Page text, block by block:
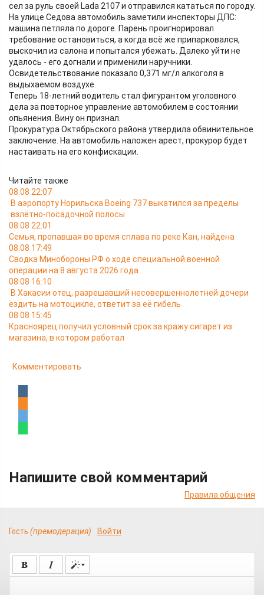
сел за руль своей Lada 2107 и отправился кататься по городу.
На улице Седова автомобиль заметили инспекторы ДПС:
машина петляла по дороге. Парень проигнорировал
требование остановиться, а когда всё же припарковался,
выскочил из салона и попытался убежать. Далеко уйти не
удалось - его догнали и применили наручники.
Освидетельствование показало 0,371 мг/л алкоголя в
выдыхаемом воздухе.
Теперь 18-летний водитель стал фигурантом уголовного
дела за повторное управление автомобилем в состоянии
опьянения. Вину он признал.
Прокуратура Октябрьского района утвердила обвинительное
заключение. На автомобиль наложен арест, прокурор будет
настаивать на его конфискации.
Читайте также
08.08 22:07
В аэропорту Норильска Boeing 737 выкатился за пределы
взлётно-посадочной полосы
08.08 22:01
Семья, пропавшая во время сплава по реке Кан, найдена
08.08 17:49
Сводка Минобороны РФ о ходе специальной военной
операции на 8 августа 2026 года
08.08 16:10
В Хакасии отец, разрешавший несовершеннолетней дочери
ездить на мотоцикле, ответит за её гибель
08.08 15:45
Красноярец получил условный срок за кражу сигарет из
магазина, в котором работал
Комментировать
Напишите свой комментарий
Правила общения
Гость (премодерация) Войти